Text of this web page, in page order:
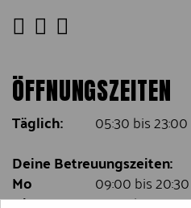
ÖFFNUNGSZEITEN
Täglich: 05:30 bis 23:00
Deine Betreuungszeiten:
Mo 09:00 bis 20:30
07:00 bis 20:00